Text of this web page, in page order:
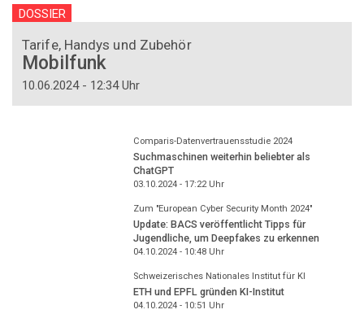
DOSSIER
Tarife, Handys und Zubehör
Mobilfunk
10.06.2024 - 12:34 Uhr
Comparis-Datenvertrauensstudie 2024
Suchmaschinen weiterhin beliebter als
ChatGPT
03.10.2024 - 17:22Uhr
Zum "European Cyber Security Month 2024"
Update: BACS veröffentlicht Tipps für
Jugendliche, um Deepfakes zu erkennen
04.10.2024 - 10:48Uhr
Schweizerisches Nationales Institut für KI
ETH und EPFL gründen KI-Institut
04.10.2024 - 10:51 Uhr